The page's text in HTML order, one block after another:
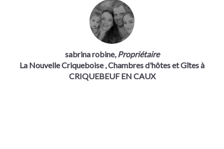
sabrina robine,Propriétaire
La Nouvelle Criqueboise , Chambres d'hôtes et Gîtes à
CRIQUEBEUF EN CAUX